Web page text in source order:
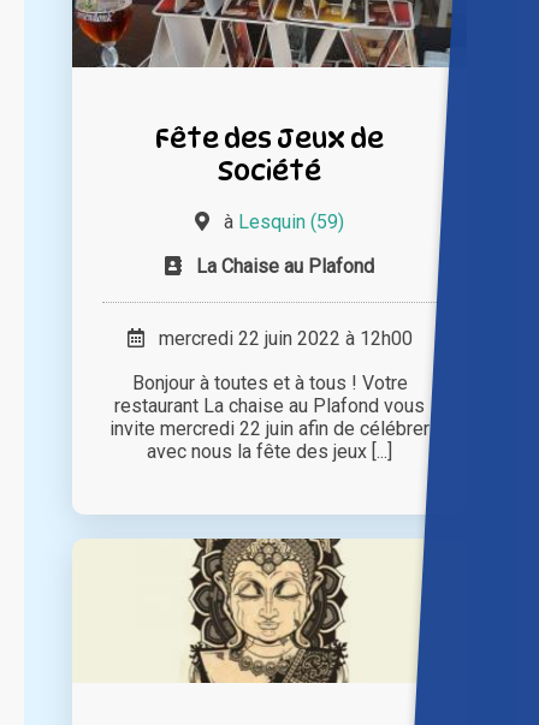
Fête des Jeux de
Société
à Lesquin (59)
La Chaise au Plafond
mercredi 22 juin 2022 à 12h00
Bonjour à toutes et à tous ! Votre
restaurant La chaise au Plafond vous
invite mercredi 22 juin afin de célébrer
avec nous la fête des jeux [...]